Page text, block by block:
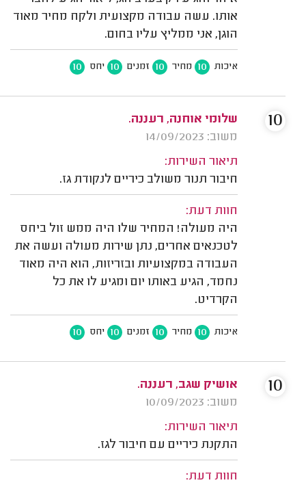
אותו. עשה עבודה מקצועית ולקח מחיר מאוד
הוגן, אני ממליץ עליו בחום.
איכות 10 מחיר 10 זמנים 10 יחס 10
שלומי אוחנה, רעננה.
משוב: 14/09/2023
תיאור השירות:
חיבור תנור משולב כיריים לנקודת גז.
חוות דעת:
היה מעולה! המחיר שלו היה ממש זול ביחס
לטכנאים אחרים, נתן שירות מעולה ועשה את
העבודה במקצועיות ובזריזות, הוא היה מאוד
נחמד, הגיע באותו יום ומגיע לו את כל
הקרדיט.
איכות 10 מחיר 10 זמנים 10 יחס 10
10
אושיק שגב, רעננה.
משוב: 10/09/2023
תיאור השירות:
התקנת כיריים עם חיבור לגז.
חוות דעת:
10